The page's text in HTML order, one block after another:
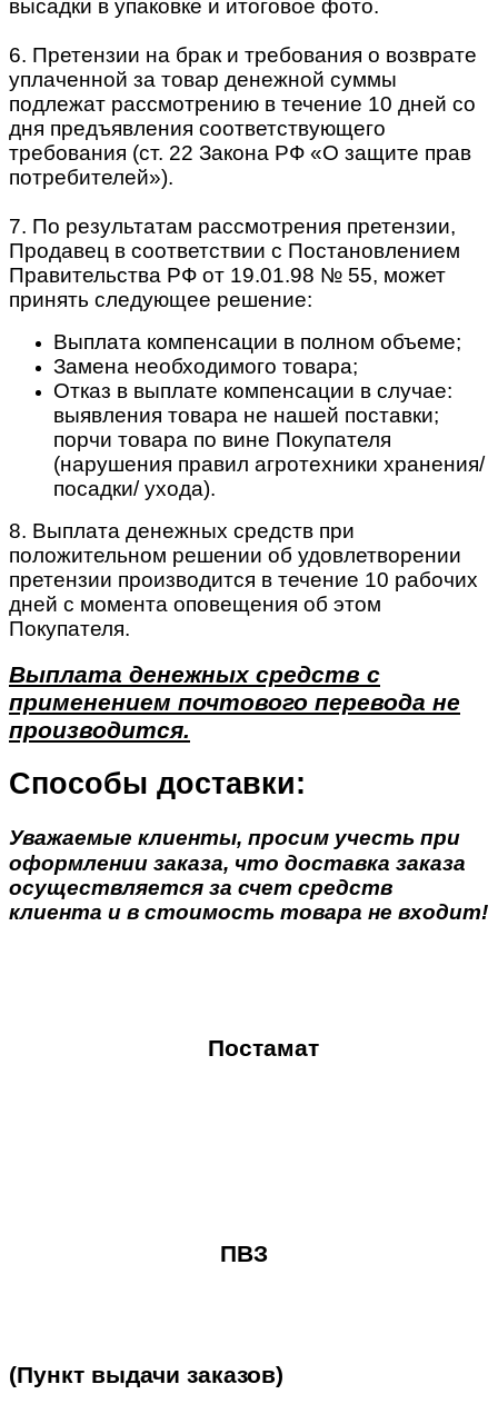
высадки в упаковке и итоговое фото.
6. Претензии на брак и требования о возврате
уплаченной за товар денежной суммы
подлежат рассмотрению в течение 10 дней со
дня предъявления соответствующего
требования (ст. 22 Закона РФ «О защите прав
потребителей»).
7. По результатам рассмотрения претензии,
Продавец в соответствии с Постановлением
Правительства РФ от 19.01.98 № 55, может
принять следующее решение:
Выплата компенсации в полном объеме;
Замена необходимого товара;
Отказ в выплате компенсации в случае:
выявления товара не нашей поставки;
порчи товара по вине Покупателя
(нарушения правил агротехники хранения/
посадки/ ухода).
8. Выплата денежных средств при
положительном решении об удовлетворении
претензии производится в течение 10 рабочих
дней с момента оповещения об этом
Покупателя.
Выплата денежных средств с
применением почтового перевода не
производится.
Способы доставки:
Уважаемые клиенты, просим учесть при
оформлении заказа, что доставка заказа
осуществляется за счет средств
клиента и в стоимость товара не входит!
Постамат
ПВЗ
(Пункт выдачи заказов)